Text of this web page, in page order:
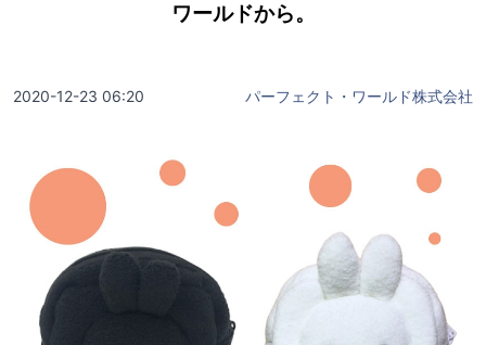
ワールドから。
2020-12-23 06:20 パーフェクト・ワールド株式会社